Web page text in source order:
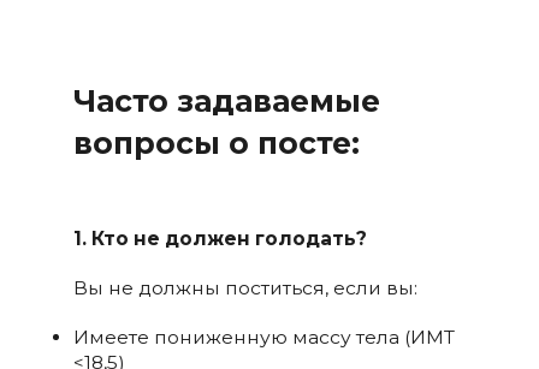
Часто задаваемые
вопросы о посте:
1. Кто не должен голодать?
Вы не должны поститься, если вы:
Имеете пониженную массу тела (ИМТ
<18,5)